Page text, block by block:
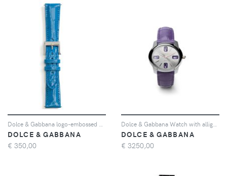
DOLCE & GABBANA
€ 350,00
DOLCE & GABBANA
€ 3250,00